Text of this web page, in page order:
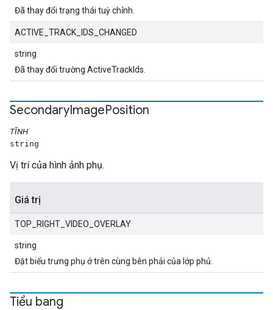
Đã thay đổi trạng thái tuỳ chỉnh.
ACTIVE_TRACK_IDS_CHANGED
string
Đã thay đổi trường ActiveTrackIds.
SecondaryImagePosition
TĨNH
string
Vị trí của hình ảnh phụ.
Giá trị
TOP_RIGHT_VIDEO_OVERLAY
string
Đặt biểu trưng phụ ở trên cùng bên phải của lớp phủ.
Tiểu bang